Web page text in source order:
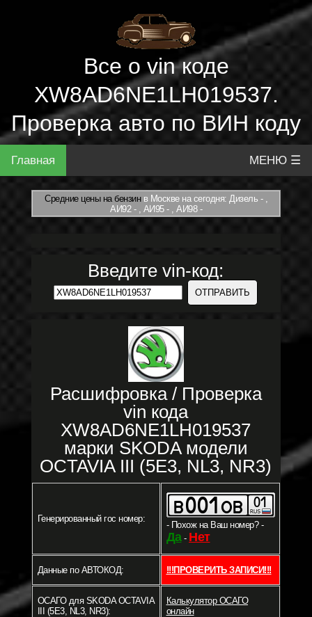
Все о vin коде
XW8AD6NE1LH019537.
Проверка авто по ВИН коду
Главная МЕНЮ ☰
Средние цены на бензинв Москве на сегодня: Дизель - ,
АИ92 - , АИ95 - , АИ98 -
Введите vin-код:
Расшифровка / Проверка
vin кода
XW8AD6NE1LH019537
марки SKODA модели
OCTAVIA III (5E3, NL3, NR3)
Генерированный гос номер:
- Похож на Ваш номер? -
Да- Нет
Данные по АВТОКОД: !!!ПРОВЕРИТЬ ЗАПИСИ!!!
ОСАГО для SKODA OCTAVIA
III (5E3, NL3, NR3):
Калькулятор ОСАГО
онлайн